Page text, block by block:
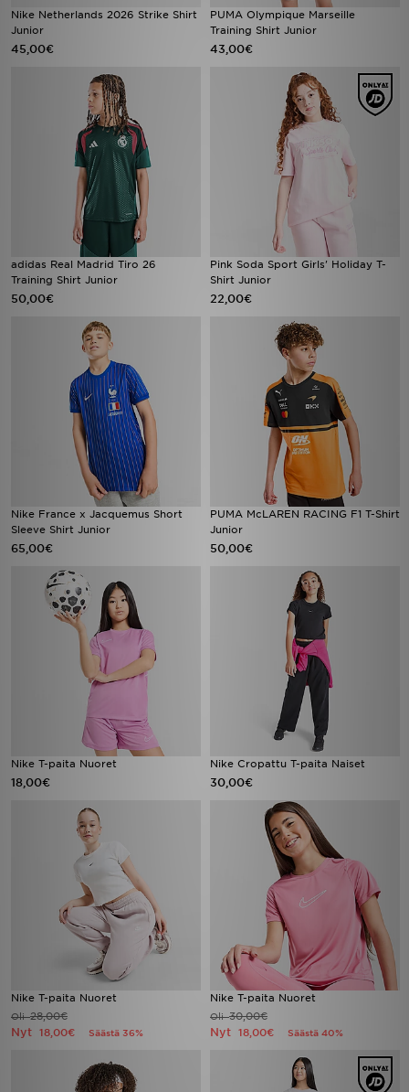
Nike Netherlands 2026 Strike Shirt
Junior
45,00€
PUMA Olympique Marseille
Training Shirt Junior
43,00€
adidas Real Madrid Tiro 26
Training Shirt Junior
50,00€
Pink Soda Sport Girls' Holiday T-
Shirt Junior
22,00€
Nike France x Jacquemus Short
Sleeve Shirt Junior
65,00€
PUMA McLAREN RACING F1 T-Shirt
Junior
50,00€
Nike T-paita Nuoret
18,00€
Nike Cropattu T-paita Naiset
30,00€
Nike T-paita Nuoret
Oli28,00€
Nyt 18,00€ Säästä 36%
Nike T-paita Nuoret
Oli30,00€
Nyt 18,00€ Säästä 40%